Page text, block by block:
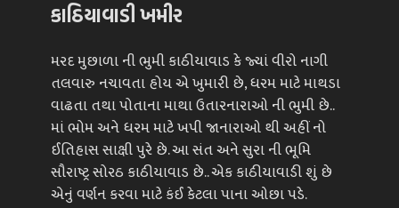
કાઠિયાવાડી ખમીર
મરદ મુછાળા ની ભુમી કાઠીયાવાડ કે જ્યાં વીરો નાગી
તલવારુ નચાવતા હોય એ ખુમારી છે, ધરમ માટે માથડા
વાઢતા તથા પોતાના માથા ઉતારનારાઓ ની ભુમી છે..
માં ભોમ અને ધરમ માટે ખપી જાનારાઓ થી અહીં નો
ઈતિહાસ સાક્ષી પુરે છે. આ સંત અને સુરા ની ભૂમિ
સૌરાષ્ટ્ર સોરઠ કાઠીયાવાડ છે.. એક કાઠીયાવાડી શું છે
એનું વર્ણન કરવા માટે કંઈ કેટલા પાના ઓછા પડે.